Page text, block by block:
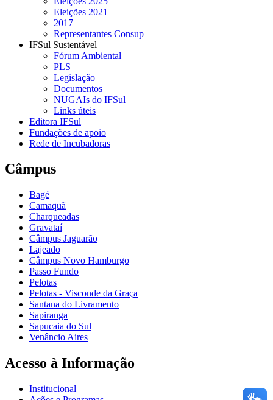
Eleições 2021
2017
Representantes Consup
IFSul Sustentável
Fórum Ambiental
PLS
Legislação
Documentos
NUGAIs do IFSul
Links úteis
Editora IFSul
Fundações de apoio
Rede de Incubadoras
Câmpus
Bagé
Camaquã
Charqueadas
Gravataí
Câmpus Jaguarão
Lajeado
Câmpus Novo Hamburgo
Passo Fundo
Pelotas
Pelotas - Visconde da Graça
Santana do Livramento
Sapiranga
Sapucaia do Sul
Venâncio Aires
Acesso à Informação
Institucional